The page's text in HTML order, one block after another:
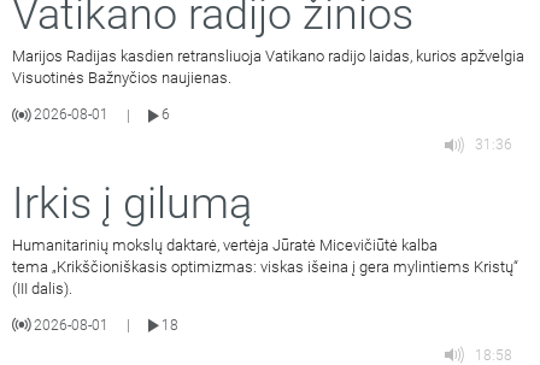
Vatikano radijo žinios
Marijos Radijas kasdien retransliuoja Vatikano radijo laidas, kurios apžvelgia
Visuotinės Bažnyčios naujienas.
2026-08-01
6
31:36
Irkis į gilumą
Humanitarinių mokslų daktarė, vertėja Jūratė Micevičiūtė kalba
tema „Krikščioniškasis optimizmas: viskas išeina į gera mylintiems Kristų“
(III dalis).
2026-08-01
18
18:58